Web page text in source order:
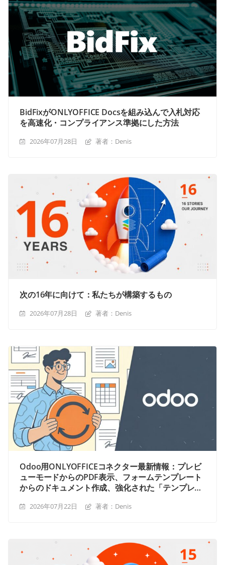
BidFixがONLYOFFICE Docsを組み込んで入札対応
を高速化・コンプライアンス準拠にした方法
2026年07月28日 著者：Denis
次の16年に向けて：私たちが構築するもの
2026年07月28日 著者：Denis
Odoo用ONLYOFFICEコネクター最新情報：プレビ
ューモードからのPDF表示、フォームテンプレート
からのドキュメント作成、強化された「テンプレー
2026年07月22日 著者：Denis